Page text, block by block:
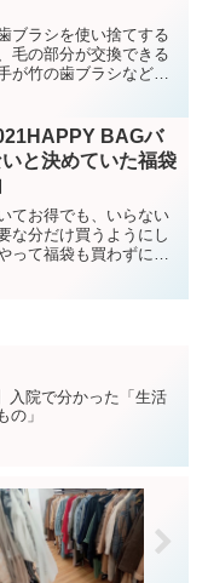
ブラシを使い捨てする
毛の部分が交換できる
が竹の歯ブラシなどを
BAGバ
と決めていた福袋
てお得でも、いらない
な分だけ買うようにし
って福袋も買わずにき
入院で分かった「生活
の」